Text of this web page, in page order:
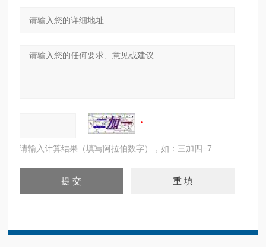
请输入计算结果（填写阿拉伯数字），如：三加四=7